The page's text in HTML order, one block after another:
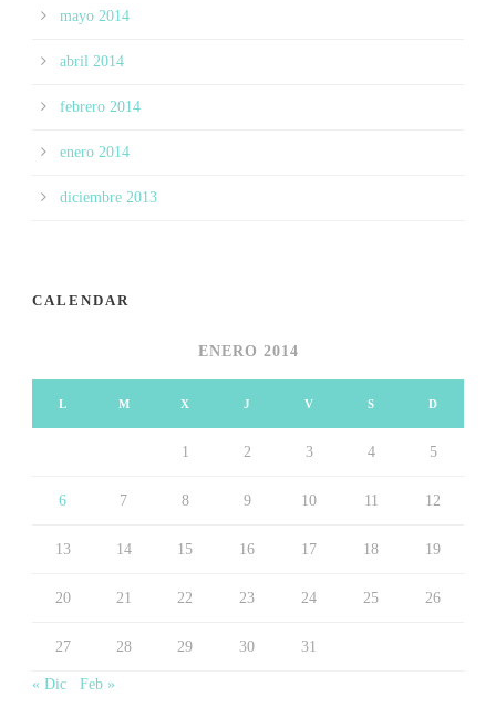
mayo 2014
abril 2014
febrero 2014
enero 2014
diciembre 2013
CALENDAR
ENERO 2014
L M X J V S D
1 2 3 4 5
6 7 8 9 10 11 12
13 14 15 16 17 18 19
20 21 22 23 24 25 26
27 28 29 30 31
« Dic Feb »